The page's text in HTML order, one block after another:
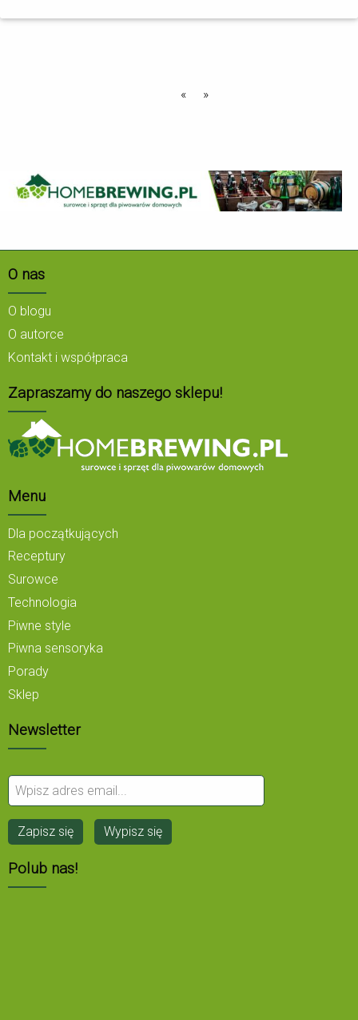
« »
O nas
O blogu
O autorce
Kontakt i współpraca
Zapraszamy do naszego sklepu!
Menu
Dla początkujących
Receptury
Surowce
Technologia
Piwne style
Piwna sensoryka
Porady
Sklep
Newsletter
Polub nas!